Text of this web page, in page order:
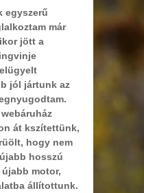
egyszerű
már
jött a
jól jártunk az
át kszítettünk,
hogy nem
hosszú
motor,
állítottunk.